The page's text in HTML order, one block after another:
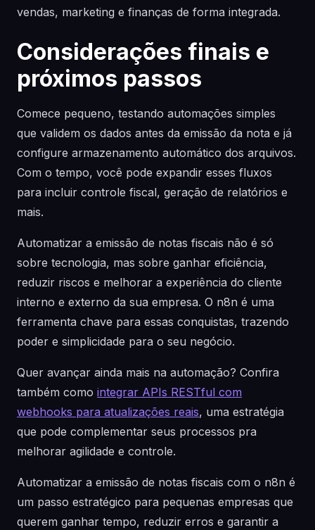
vendas, marketing e finanças de forma integrada.
Considerações finais e
próximos passos
Comece pequeno, testando automações simples
que validem os dados antes da emissão da nota e já
configure armazenamento automático dos arquivos.
Com o tempo, você pode expandir esses fluxos
para incluir controle fiscal, geração de relatórios e
mais.
Automatizar a emissão de notas fiscais não é só
sobre tecnologia, mas sobre ganhar eficiência,
reduzir riscos e melhorar a experiência do cliente
interno e externo da sua empresa. O n8n é uma
ferramenta chave para essas conquistas, trazendo
poder e simplicidade para o seu negócio.
Quer avançar ainda mais na automação? Confira
também como integrar APIs RESTful com
webhooks para atualizações reais, uma estratégia
que pode complementar seus processos pra
melhorar agilidade e controle.
Automatizar a emissão de notas fiscais com o n8n é
um passo estratégico para pequenas empresas que
querem ganhar tempo, reduzir erros e garantir a